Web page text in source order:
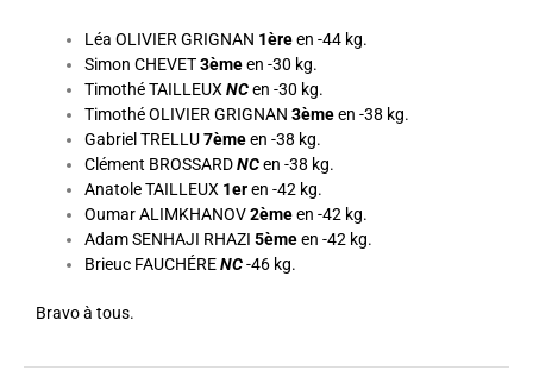
Léa OLIVIER GRIGNAN 1èreen -44 kg.
Simon CHEVET3èmeen -30 kg.
Timothé TAILLEUXNCen -30 kg.
Timothé OLIVIER GRIGNAN3èmeen -38 kg.
Gabriel TRELLU7èmeen -38 kg.
Clément BROSSARDNCen -38 kg.
Anatole TAILLEUX 1eren -42 kg.
Oumar ALIMKHANOV2èmeen -42 kg.
Adam SENHAJI RHAZI5èmeen -42 kg.
Brieuc FAUCHÉRENC-46 kg.
Bravo à tous.